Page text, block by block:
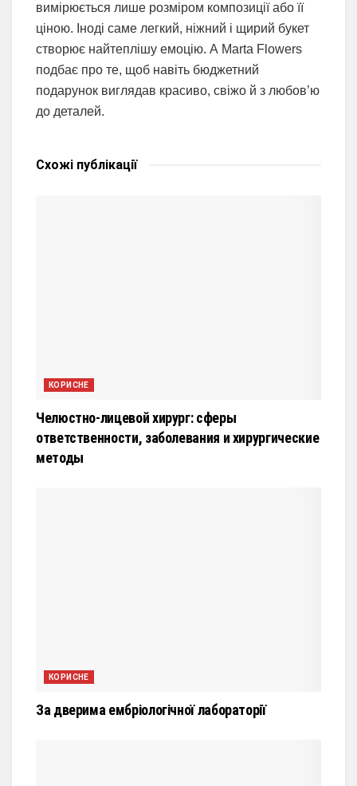
вимірюється лише розміром композиції або її
ціною. Іноді саме легкий, ніжний і щирий букет
створює найтеплішу емоцію. А Marta Flowers
подбає про те, щоб навіть бюджетний
подарунок виглядав красиво, свіжо й з любов’ю
до деталей.
Схожі публікації
КОРИСНЕ
Челюстно-лицевой хирург: сферы
ответственности, заболевания и хирургические
методы
КОРИСНЕ
За дверима ембріологічної лабораторії